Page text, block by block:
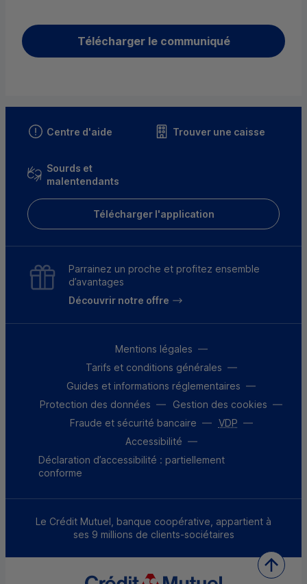
Télécharger le communiqué
Centre d'aide Trouver une caisse
Sourds et
malentendants
Télécharger l'application
Parrainez un proche et profitez ensemble
d’avantages
Découvrir notre offre
Mentions légales
Tarifs et conditions générales
Guides et informations réglementaires
Protection des données
Gestion des cookies
Fraude et sécurité bancaire
VDP
Accessibilité
Déclaration d’accessibilité : partiellement
conforme
Le Crédit Mutuel, banque coopérative, appartient à
ses 9 millions de clients-sociétaires